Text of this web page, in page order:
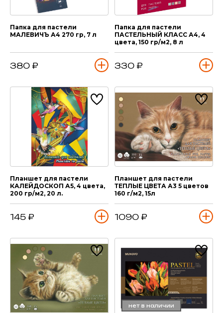
Папка для пастели
МАЛЕВИЧЪ А4 270 гр, 7 л
380 ₽
Папка для пастели
ПАСТЕЛЬНЫЙ КЛАСС А4, 4
цвета, 150 гр/м2, 8 л
330 ₽
Планшет для пастели
КАЛЕЙДОСКОП А5, 4 цвета,
200 гр/м2, 20 л.
145 ₽
Планшет для пастели
ТЕПЛЫЕ ЦВЕТА А3 5 цветов
160 г/м2, 15л
1090 ₽
нет в наличии